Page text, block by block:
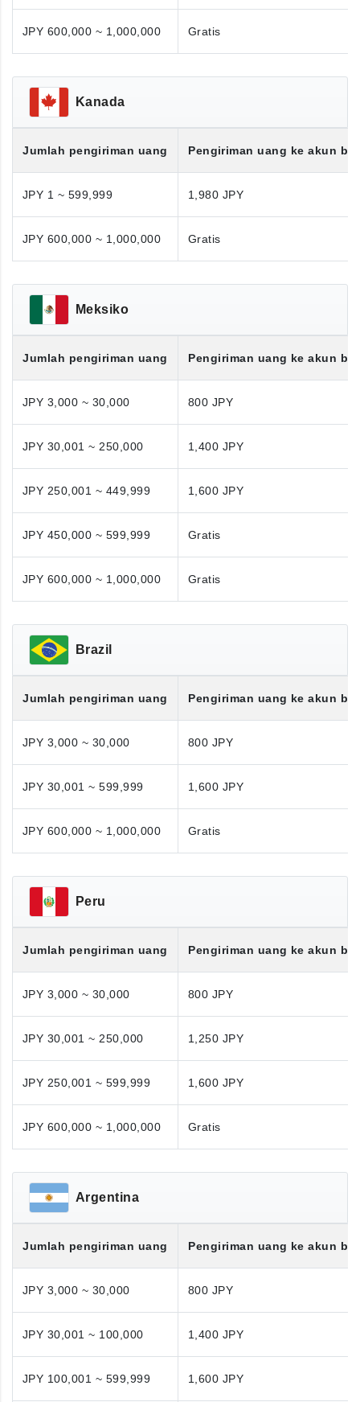
JPY 600,000 ~ 1,000,000 Gratis
Kanada
Jumlah pengiriman uang Pengiriman uang ke akun
JPY 1 ~ 599,999 1,980 JPY
JPY 600,000 ~ 1,000,000 Gratis
Meksiko
Jumlah pengiriman uang Pengiriman uang ke akun
JPY 3,000 ~ 30,000 800 JPY
JPY 30,001 ~ 250,000 1,400 JPY
JPY 250,001 ~ 449,999 1,600 JPY
JPY 450,000 ~ 599,999 Gratis
JPY 600,000 ~ 1,000,000 Gratis
Brazil
Jumlah pengiriman uang Pengiriman uang ke akun
JPY 3,000 ~ 30,000 800 JPY
JPY 30,001 ~ 599,999 1,600 JPY
JPY 600,000 ~ 1,000,000 Gratis
Peru
Jumlah pengiriman uang Pengiriman uang ke akun
JPY 3,000 ~ 30,000 800 JPY
JPY 30,001 ~ 250,000 1,250 JPY
JPY 250,001 ~ 599,999 1,600 JPY
JPY 600,000 ~ 1,000,000 Gratis
Argentina
Jumlah pengiriman uang Pengiriman uang ke akun
JPY 3,000 ~ 30,000 800 JPY
JPY 30,001 ~ 100,000 1,400 JPY
JPY 100,001 ~ 599,999 1,600 JPY